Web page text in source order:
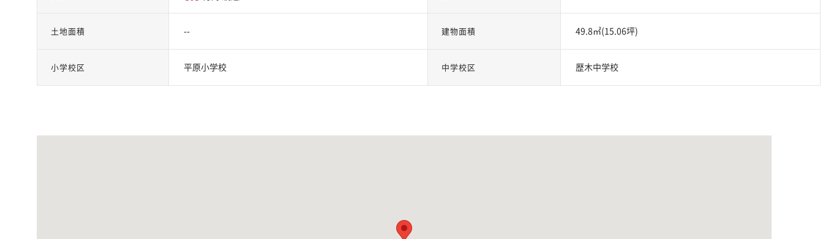
土地面積 -- 建物面積 49.8㎡(15.06坪)
小学校区 平原小学校 中学校区 歴木中学校